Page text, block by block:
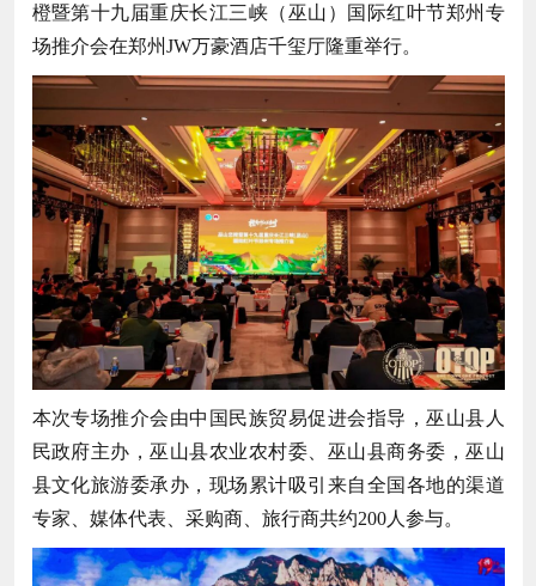
橙暨第十九届重庆长江三峡（巫山）国际红叶节郑州专
场推介会在郑州JW万豪酒店千玺厅隆重举行。
本次专场推介会由中国民族贸易促进会指导，巫山县人
民政府主办，巫山县农业农村委、巫山县商务委，巫山
县文化旅游委承办，现场累计吸引来自全国各地的渠道
专家、媒体代表、采购商、旅行商共约200人参与。